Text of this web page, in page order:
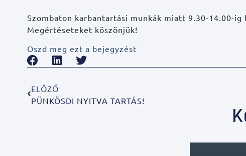
Szombaton karbantartási munkák miatt 9.30-14.00-ig
Megértéseteket köszönjük!
Oszd meg ezt a bejegyzést
ELŐZŐ
PÜNKÖSDI NYITVA TARTÁS!